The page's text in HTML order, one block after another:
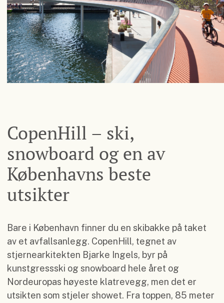
CopenHill – ski,
snowboard og en av
Københavns beste
utsikter
Bare i København finner du en skibakke på taket
av et avfallsanlegg. CopenHill, tegnet av
stjernearkitekten Bjarke Ingels, byr på
kunstgressski og snowboard hele året og
Nordeuropas høyeste klatrevegg, men det er
utsikten som stjeler showet. Fra toppen, 85 meter